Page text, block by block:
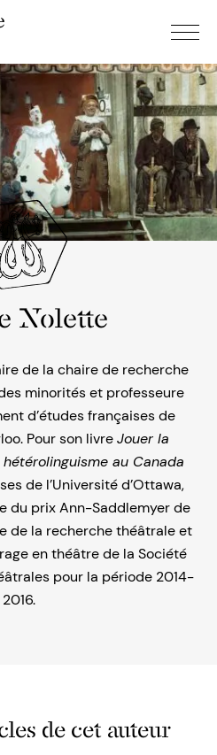
Nolette
de la chaire de recherche
minorités et professeure
d’études françaises de
Pour son livreJouer la
au Canada
de l’Université d’Ottawa,
du prix Ann-Saddlemyer de
de la recherche théâtrale et
en théâtre de la Société
pour la période 2014-
2016.
de cet auteur